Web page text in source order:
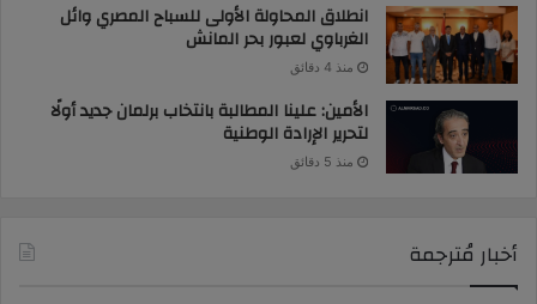
انطلاق المحاولة الأولى للسباح المصري وائل
الغرباوي لعبور بحر المانش
منذ 4 دقائق
الأمين: علينا المطالبة بانتخاب برلمان جديد أولًا
لتحرير الإرادة الوطنية
منذ 5 دقائق
أخبار مُترجمة